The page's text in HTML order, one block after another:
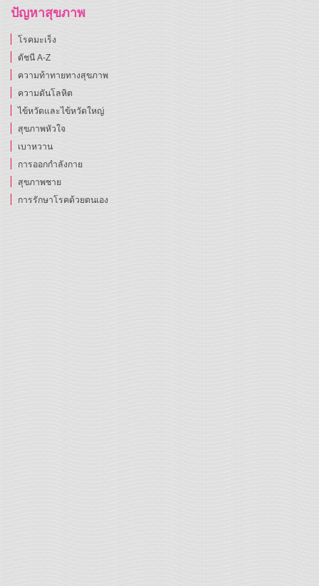
ปัญหาสุขภาพ
โรคมะเร็ง
ดัชนี A-Z
ความท้าทายทางสุขภาพ
ความดันโลหิต
ไข้หวัดและไข้หวัดใหญ่
สุขภาพหัวใจ
เบาหวาน
การออกกำลังกาย
สุขภาพชาย
การรักษาโรคด้วยตนเอง